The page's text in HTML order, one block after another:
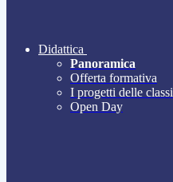
Didattica
Panoramica
Offerta formativa
I progetti delle classi
Open Day